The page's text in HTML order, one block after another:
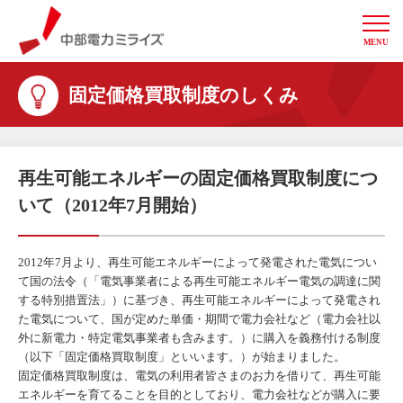
中部電力ミライズ
MENU
固定価格買取制度のしくみ
再生可能エネルギーの固定価格買取制度につ
いて（2012年7月開始）
2012年7月より、再生可能エネルギーによって発電された電気につい
て国の法令（「電気事業者による再生可能エネルギー電気の調達に関
する特別措置法」）に基づき、再生可能エネルギーによって発電され
た電気について、国が定めた単価・期間で電力会社など（電力会社以
外に新電力・特定電気事業者も含みます。）に購入を義務付ける制度
（以下「固定価格買取制度」といいます。）が始まりました。
固定価格買取制度は、電気の利用者皆さまのお力を借りて、再生可能
エネルギーを育てることを目的としており、電力会社などが購入に要